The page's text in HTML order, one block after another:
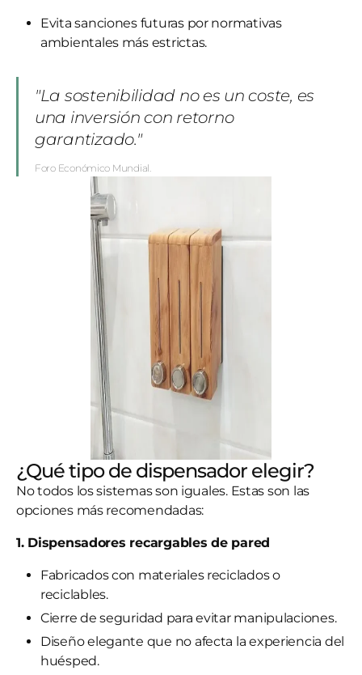
Evita sanciones futuras por normativas
ambientales más estrictas.
"La sostenibilidad no es un coste, es
una inversión con retorno
garantizado."
Foro Económico Mundial.
¿Qué tipo de dispensador elegir?
No todos los sistemas son iguales. Estas son las
opciones más recomendadas:
1. Dispensadores recargables de pared
Fabricados con materiales reciclados o
reciclables.
Cierre de seguridad para evitar manipulaciones.
Diseño elegante que no afecta la experiencia del
huésped.